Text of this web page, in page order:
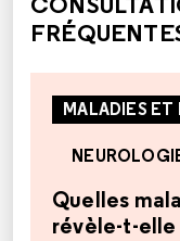
MALADIES ET
Quelles
révèle-t-elle